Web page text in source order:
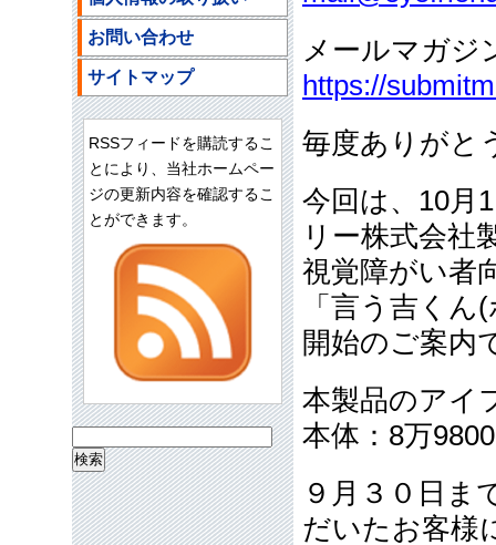
メールマガジ
https://
毎度ありがと
今回は、10月
リー株式会社
視覚障がい者
「言う吉く
開始のご案内
本製品のアイ
本体：8万
９月３０日ま
だいたお客様
お問い合わせ
サイトマップ
RSSフィードを購読するこ
とにより、当社ホームペー
ジの更新内容を確認するこ
とができます。
索: